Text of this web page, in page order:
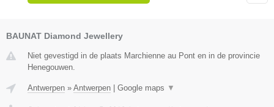
BAUNAT Diamond Jewellery
Niet gevestigd in de plaats Marchienne au Pont en in de provincie
Henegouwen.
Antwerpen » Antwerpen Google maps ▼